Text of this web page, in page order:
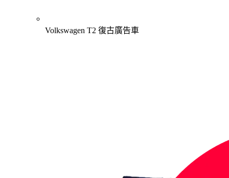
Volkswagen T2 復古廣告車